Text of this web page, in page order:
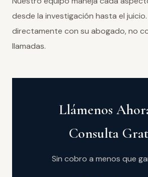
desde la investigación hasta el
directamente con su abogado, no
llamadas.
Llámenos
Consulta
Sin cobro a menos que